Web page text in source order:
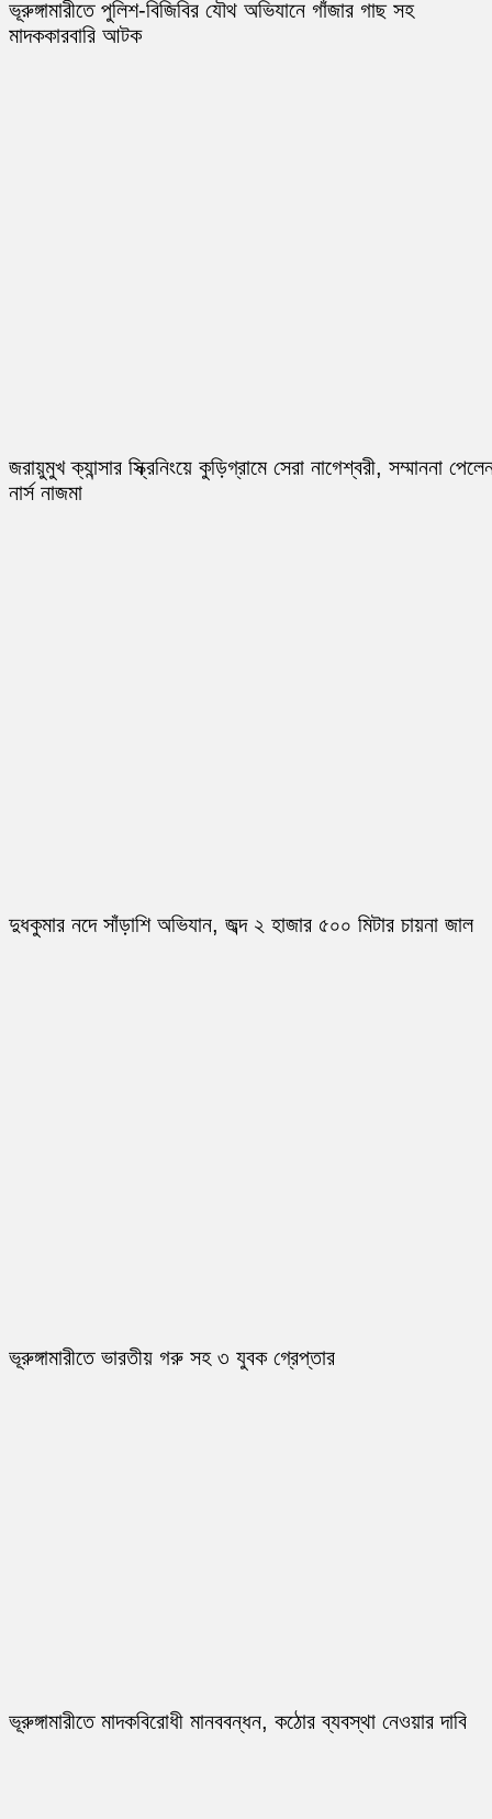
ভূরুঙ্গামারীতে পুলিশ-বিজিবির যৌথ অভিযানে গাঁজার গাছ সহ
মাদককারবারি আটক
জরায়ুমুখ ক্যান্সার স্ক্রিনিংয়ে কুড়িগ্রামে সেরা নাগেশ্বরী, সম্মাননা
নার্স নাজমা
দুধকুমার নদে সাঁড়াশি অভিযান, জব্দ ২ হাজার ৫০০ মিটার চায়না জাল
ভূরুঙ্গামারীতে ভারতীয় গরু সহ ৩ যুবক গ্রেপ্তার
ভূরুঙ্গামারীতে মাদকবিরোধী মানববন্ধন, কঠোর ব্যবস্থা নেওয়ার দাবি